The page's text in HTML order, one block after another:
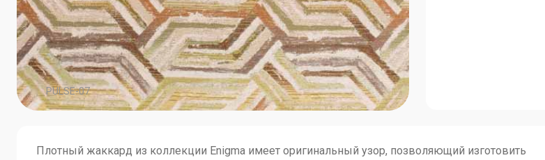
PULSE-07
Плотный жаккард из коллекции Enigma имеет оригинальный узор, позволяющий изготовить